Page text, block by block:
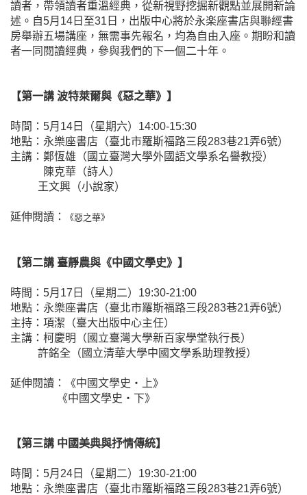
讀者，帶領讀者重溫經典，從新視野挖掘新觀點並展開新論
述。自5月14日至31日，出版中心將於永楽座書店與聯經書
房舉辦五場講座，無需事先報名，均為自由入座。期盼和讀
者一同閱讀經典，參與我們的下一個二十年。
【第一講 波特萊爾與《惡之華》】
時間：5月14日（星期六）14:00-15:30
地點：永樂座書店（臺北市羅斯福路三段283巷21弄6號）
主講：鄭恆雄（國立臺灣大學外國語文學系名譽教授）
陳克華（詩人）
王文興（小說家）
延伸閱讀： 《惡之華》
【第二講 臺靜農與《中國文學史》】
時間：5月17日（星期二）19:30-21:00
地點：永樂座書店（臺北市羅斯福路三段283巷21弄6號）
主持：項潔（臺大出版中心主任）
主講：柯慶明（國立臺灣大學新百家學堂執行長）
許銘全（國立清華大學中國文學系助理教授）
延伸閱讀：
《中國文學史‧上》
《中國文學史‧下》
【第三講 中國美典與抒情傳統】
時間：5月24日（星期二）19:30-21:00
地點：永樂座書店（臺北市羅斯福路三段283巷21弄6號）